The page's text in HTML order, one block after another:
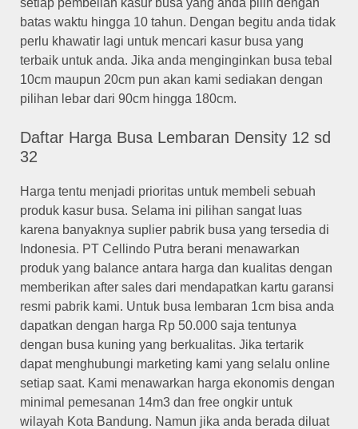
batas waktu hingga 10 tahun. Dengan begitu anda tidak
perlu khawatir lagi untuk mencari kasur busa yang
terbaik untuk anda. Jika anda menginginkan busa tebal
10cm maupun 20cm pun akan kami sediakan dengan
pilihan lebar dari 90cm hingga 180cm.
Daftar Harga Busa Lembaran Density 12 sd
32
Harga tentu menjadi prioritas untuk membeli sebuah
produk kasur busa. Selama ini pilihan sangat luas
karena banyaknya suplier pabrik busa yang tersedia di
Indonesia. PT Cellindo Putra berani menawarkan
produk yang balance antara harga dan kualitas dengan
memberikan after sales dari mendapatkan kartu garansi
resmi pabrik kami. Untuk busa lembaran 1cm bisa anda
dapatkan dengan harga Rp 50.000 saja tentunya
dengan busa kuning yang berkualitas. Jika tertarik
dapat menghubungi marketing kami yang selalu online
setiap saat. Kami menawarkan harga ekonomis dengan
minimal pemesanan 14m3 dan free ongkir untuk
wilayah Kota Bandung. Namun jika anda berada diluat